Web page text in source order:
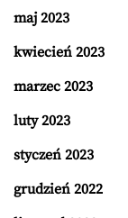
maj 2023
kwiecień 2023
marzec 2023
luty 2023
styczeń 2023
grudzień 2022